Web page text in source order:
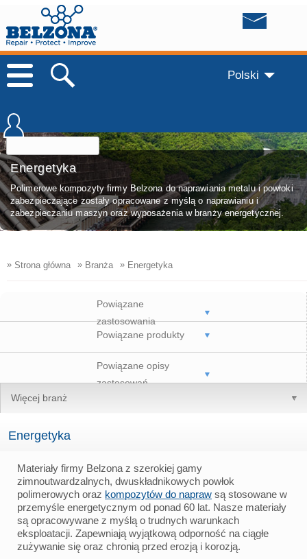
Polski
Energetyka
Polimerowe kompozyty firmy Belzona do naprawiania metalu i powłoki
zabezpieczające zostały opracowane z myślą o naprawianiu i
zabezpieczaniu maszyn oraz wyposażenia w branży energetycznej.
» Strona główna » Branża » Energetyka
Powiązane
zastosowania
Powiązane produkty
Powiązane opisy
zastosowań
Więcej branż
Energetyka
Materiały firmy Belzona z szerokiej gamy
zimnoutwardzalnych, dwuskładnikowych powłok
polimerowych oraz kompozytów do napraw są stosowane w
przemyśle energetycznym od ponad 60 lat. Nasze materiały
są opracowywane z myślą o trudnych warunkach
eksploatacji. Zapewniają wyjątkową odporność na ciągłe
zużywanie się oraz chronią przed erozją i korozją.